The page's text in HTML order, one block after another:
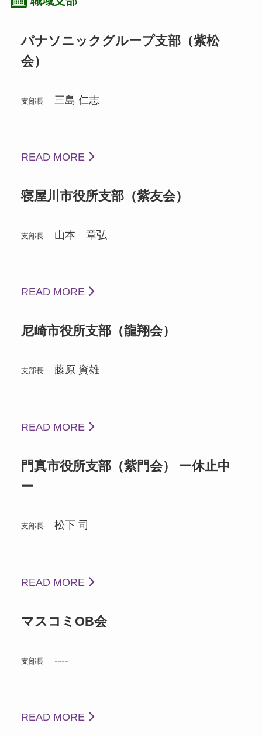
パナソニックグループ支部（紫松
会）
支部長三島 仁志
READ MORE
寝屋川市役所支部（紫友会）
支部長山本 章弘
READ MORE
尼崎市役所支部（龍翔会）
支部長藤原 資雄
READ MORE
門真市役所支部（紫門会） ー休止中
ー
支部長松下 司
READ MORE
マスコミOB会
支部長----
READ MORE